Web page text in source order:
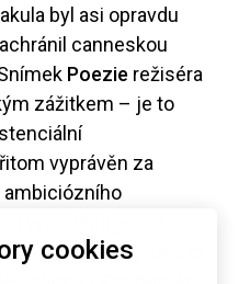
cookies
byl asi opravdu
canneskou
Poezie režiséra
zážitkem – je to
vyprávěn za
ambiciózního
animace, vj-ingu či